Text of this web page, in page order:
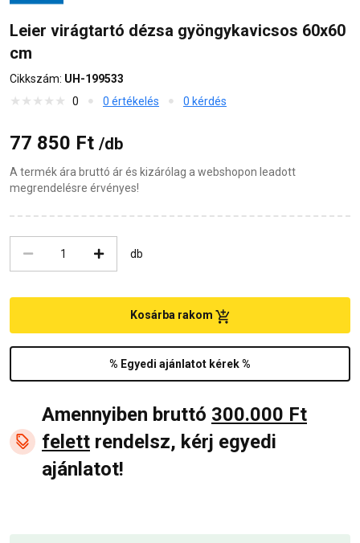
Leier virágtartó dézsa gyöngykavicsos 60x60
cm
Cikkszám: UH-199533
0
0 értékelés 0 kérdés
77 850 Ft /db
A termék ára bruttó ár és kizárólag a webshopon leadott
megrendelésre érvényes!
db
% Egyedi ajánlatot kérek %
Kosárba rakom
Amennyiben bruttó 300.000 Ft
felett rendelsz, kérj egyedi
ajánlatot!